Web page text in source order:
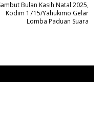
Bulan Kasih Natal 2025,
Kodim 1715/Yahukimo Gelar
Lomba Paduan Suara